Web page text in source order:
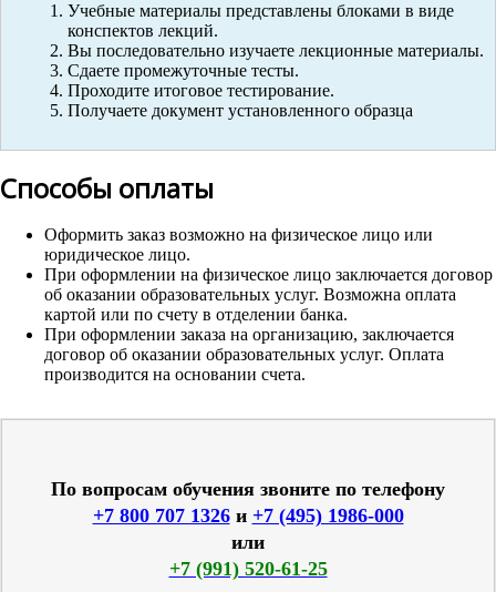
Учебные материалы представлены блоками в виде
конспектов лекций.
Вы последовательно изучаете лекционные материалы.
Сдаете промежуточные тесты.
Проходите итоговое тестирование.
Получаете документ установленного образца
Способы оплаты
Оформить заказ возможно на физическое лицо или
юридическое лицо.
При оформлении на физическое лицо заключается договор
об оказании образовательных услуг. Возможна оплата
картой или по счету в отделении банка.
При оформлении заказа на организацию, заключается
договор об оказании образовательных услуг. Оплата
производится на основании счета.
По вопросам обучения звоните по телефону
+7 800 707 1326и +7 (495) 1986-000
или
+7 (991) 520-61-25